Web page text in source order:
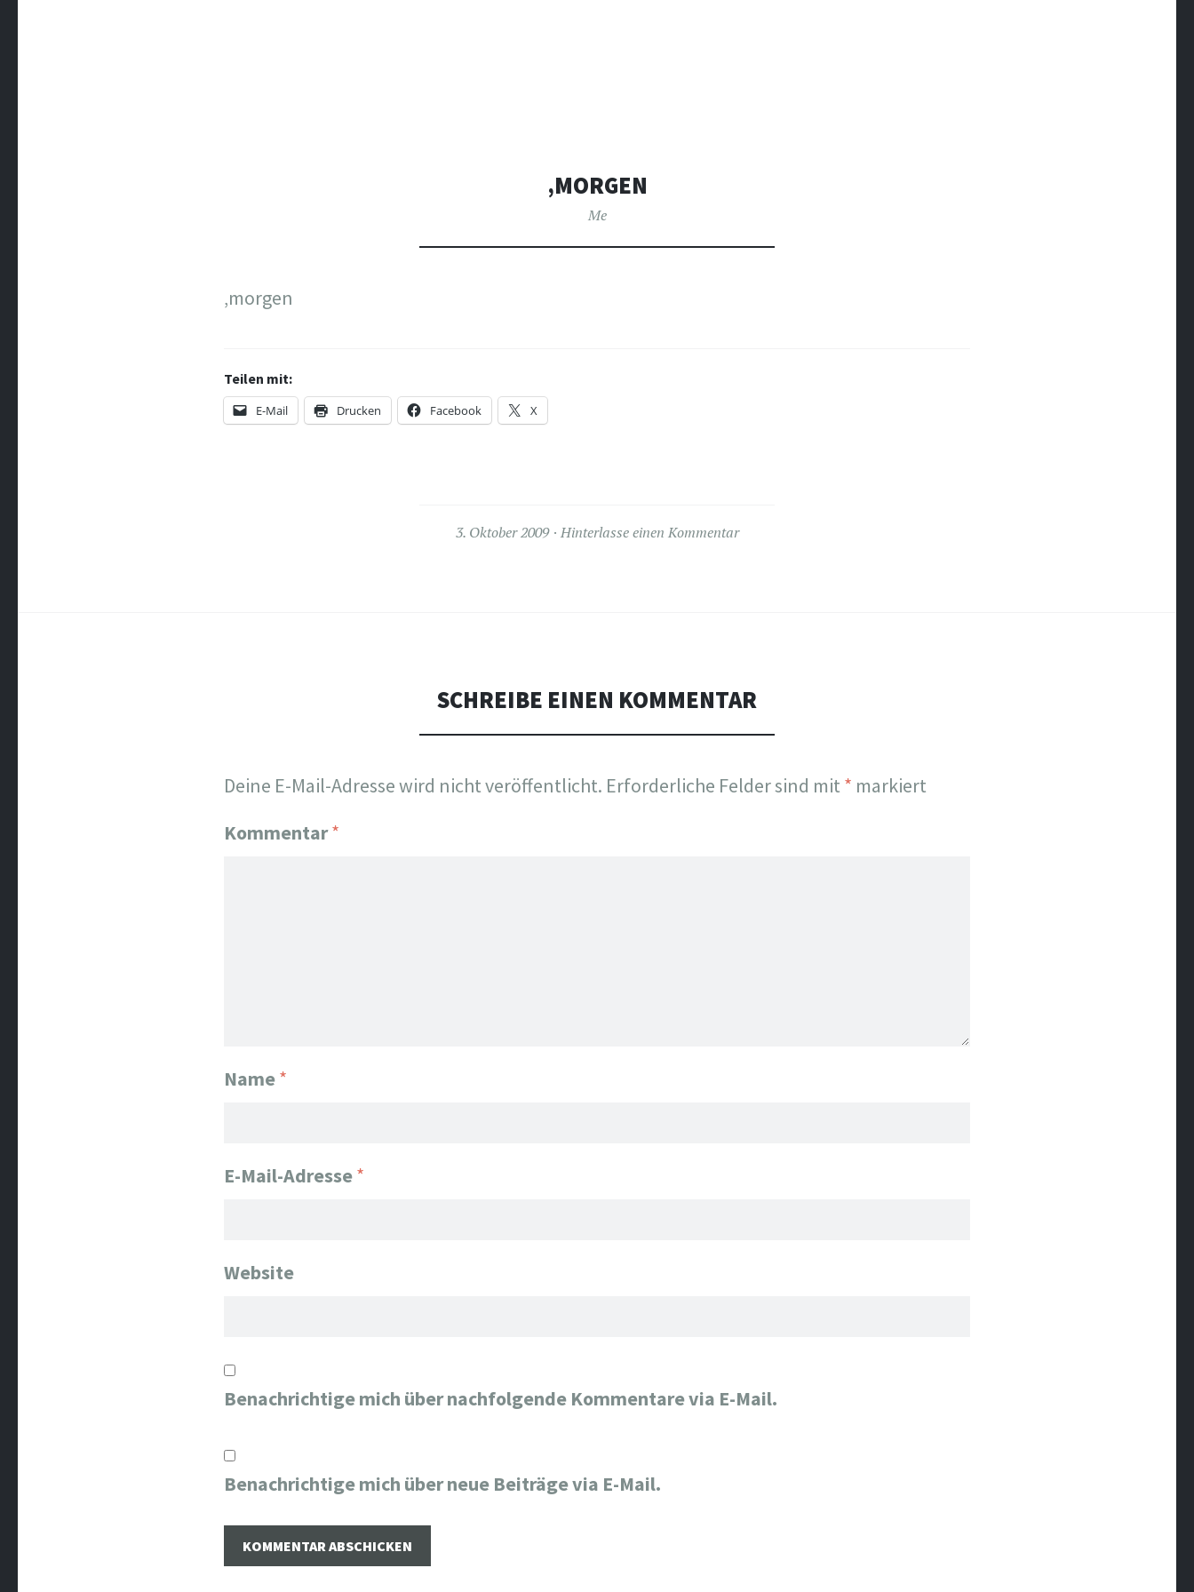
‚MORGEN
Me
‚morgen
Teilen mit:
E-Mail Drucken Facebook X
3. Oktober 2009 Hinterlasse einen Kommentar
SCHREIBE EINEN KOMMENTAR
Deine E-Mail-Adresse wird nicht veröffentlicht. Erforderliche Felder sind mit * markiert
Kommentar*
Name*
E-Mail-Adresse*
Website
Benachrichtige mich über nachfolgende Kommentare via E-Mail.
Benachrichtige mich über neue Beiträge via E-Mail.